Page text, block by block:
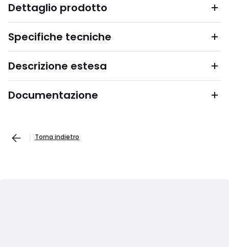
Dettaglio prodotto
Specifiche tecniche
Descrizione estesa
Documentazione
Torna indietro